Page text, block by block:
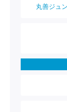
丸善ジュ